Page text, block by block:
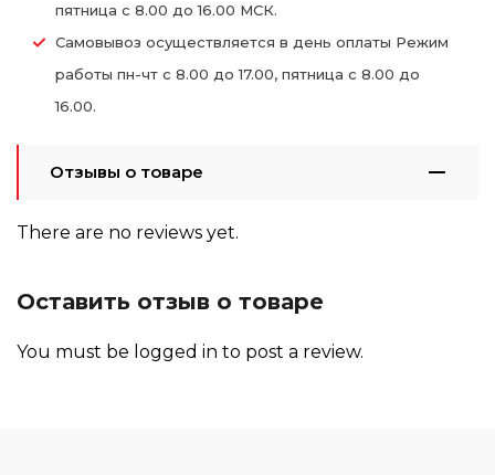
пятница с 8.00 до 16.00 МСК.
Самовывоз осуществляется в день оплаты Режим
работы пн-чт с 8.00 до 17.00, пятница с 8.00 до
16.00.
Отзывы о товаре
There are no reviews yet.
Оставить отзыв о товаре
You must be logged in to post a review.